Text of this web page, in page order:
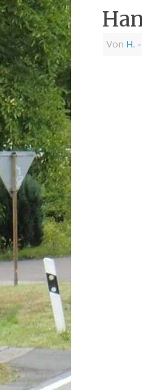
Von H.